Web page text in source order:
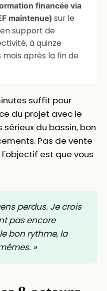
financée via
maintenue) sur le
support de
à quinze
mois après la fin de
suffit pour
du projet avec le
du bassin, bon
Pas de vente
est que vous
perdus. Je crois
pas encore
bon rythme, la
»